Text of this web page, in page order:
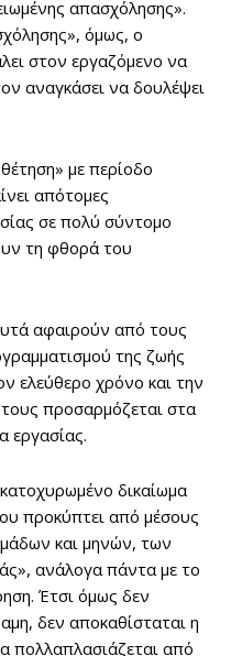
απασχόλησης».
όμως, ο
στον εργαζόμενο να
αναγκάσει να δουλέψει
με περίοδο
απότομες
σε πολύ σύντομο
τη φθορά του
αφαιρούν από τους
της ζωής
ελεύθερο χρόνο και την
προσαρμόζεται στα
εργασίας.
δικαίωμα
προκύπτει από μέσους
και μηνών, των
ανάλογα πάντα με το
Έτσι όμως δεν
δεν αποκαθίσταται η
πολλαπλασιάζεται από